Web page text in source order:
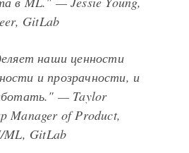
GitLab
наши ценности
и прозрачности, и
— Taylor
Manager of Product,
ML, GitLab